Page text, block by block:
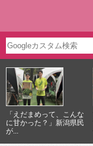
「えだまめって、こんな
に甘かった？」新潟県民
が...